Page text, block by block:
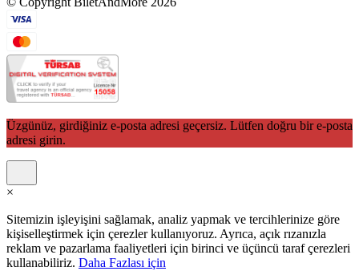
Üzgünüz, girdiğiniz e-posta adresi geçersiz. Lütfen doğru bir e-posta
adresi girin.
×
Sitemizin işleyişini sağlamak, analiz yapmak ve tercihlerinize göre
kişiselleştirmek için çerezler kullanıyoruz. Ayrıca, açık rızanızla
reklam ve pazarlama faaliyetleri için birinci ve üçüncü taraf çerezleri
kullanabiliriz. Daha Fazlası için